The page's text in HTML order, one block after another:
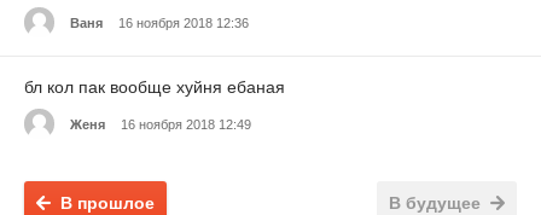
Ваня 16 ноября 2018 12:36
бл кол пак вообще хуйня ебаная
Женя 16 ноября 2018 12:49
В будущее
В прошлое